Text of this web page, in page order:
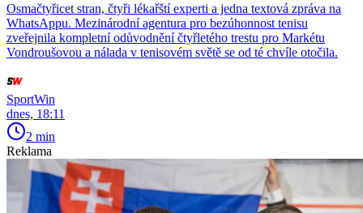
Osmačtyřicet stran, čtyři lékařští experti a jedna textová zpráva na
WhatsAppu. Mezinárodní agentura pro bezúhonnost tenisu
zveřejnila kompletní odůvodnění čtyřletého trestu pro Markétu
Vondroušovou a nálada v tenisovém světě se od té chvíle otočila.
SportWin
dnes, 18:11
2 min
Reklama